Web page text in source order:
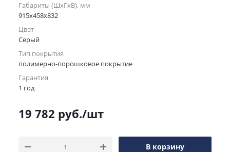
Габариты (ШxГxВ), мм
915x458x832
Цвет
Серый
Тип покрытия
полимерно-порошковое покрытие
Гарантия
1 год
19 782 руб./шт
В корзину